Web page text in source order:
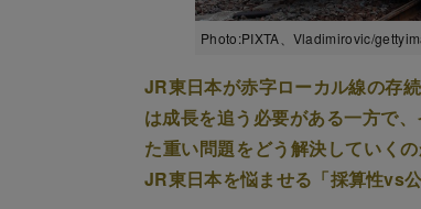
Photo:PIXTA、Vladimirovic/
JR東日本が赤字ローカル線の存
は成長を追う必要がある一方で
た重い問題をどう解決していく
JR東日本を悩ませる「採算性vs